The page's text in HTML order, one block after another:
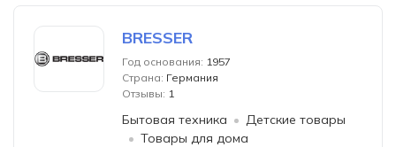
BRESSER
Год основания: 1957
Страна: Германия
Отзывы: 1
Бытовая техника
Детские товары
Товары для дома